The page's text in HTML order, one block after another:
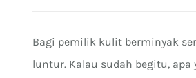
Bagi pemilik kulit berminyak
luntur. Kalau sudah begitu,